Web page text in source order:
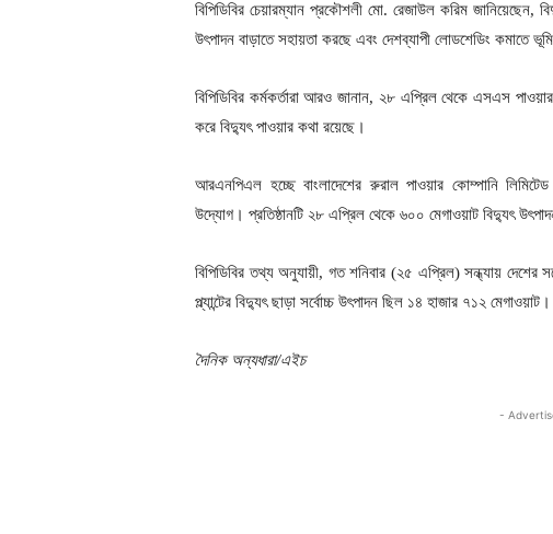
বিপিডিবির চেয়ারম্যান প্রকৌশলী মো. রেজাউল করিম জানিয়েছেন,
উৎপাদন বাড়াতে সহায়তা করছে এবং দেশব্যাপী লোডশেডিং কমাতে
বিপিডিবির কর্মকর্তারা আরও জানান, ২৮ এপ্রিল থেকে এসএস
করে বিদ্যুৎ পাওয়ার কথা রয়েছে।
আরএনপিএল হচ্ছে বাংলাদেশের রুরাল পাওয়ার কোম্পানি
উদ্যোগ। প্রতিষ্ঠানটি ২৮ এপ্রিল থেকে ৬০০ মেগাওয়াট বিদ্যুৎ
বিপিডিবির তথ্য অনুযায়ী, গত শনিবার (২৫ এপ্রিল) সন্ধ্যায় দেশের
প্ল্যান্টের বিদ্যুৎ ছাড়া সর্বোচ্চ উৎপাদন ছিল ১৪ হাজার ৭১২ মেগাওয়াট।
দৈনিক অন্যধারা/এইচ
-